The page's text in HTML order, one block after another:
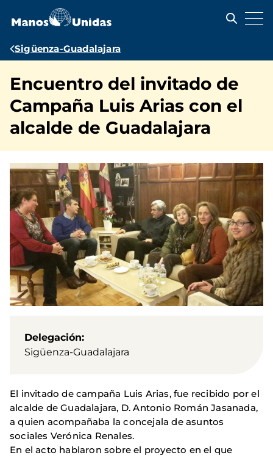
contenido
Ruta
navegación
Sigüenza-Guadalajara
Encuentro del invitado de
Campaña Luis Arias con el
alcalde de Guadalajara
Delegación
Sigüenza-Guadalajara
El invitado de campaña Luis Arias, fue recibido por el
alcalde de Guadalajara, D. Antonio Román Jasanada,
a quien acompañaba la concejala de asuntos
sociales Verónica Renales.
En el acto hablaron sobre el proyecto en el que